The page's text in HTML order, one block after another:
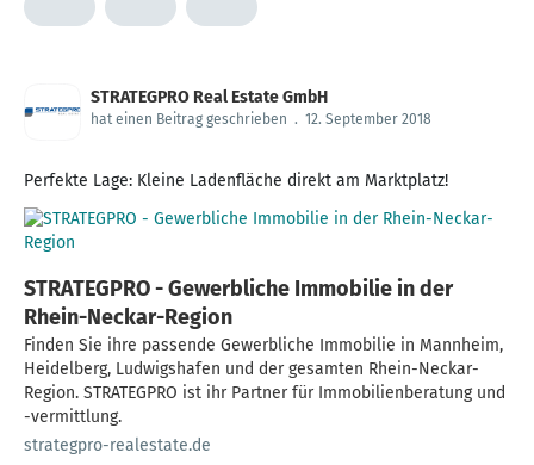
STRATEGPRO Real Estate GmbH
hat einen Beitrag geschrieben . 12. September 2018
Perfekte Lage: Kleine Ladenfläche direkt am Marktplatz!
STRATEGPRO - Gewerbliche Immobilie in der
Rhein-Neckar-Region
Finden Sie ihre passende Gewerbliche Immobilie in Mannheim,
Heidelberg, Ludwigshafen und der gesamten Rhein-Neckar-
Region. STRATEGPRO ist ihr Partner für Immobilienberatung und
-vermittlung.
strategpro-realestate.de